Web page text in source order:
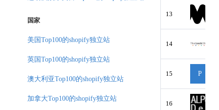
13
14
15 P
16
国家
美国Top100的shopify独立站
英国Top100的shopify独立站
澳大利亚Top100的shopify独立站
加拿大Top100的shopify独立站